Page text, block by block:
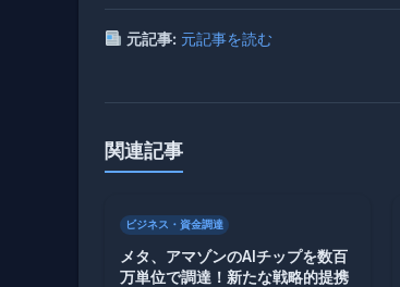
元記事: 元記事を読む
関連記事
ビジネス・資金調達
メタ、アマゾンのAIチップを数百
万単位で調達！新たな戦略的提携